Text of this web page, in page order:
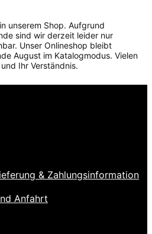
unserem Shop. Aufgrund
sind wir derzeit leider nur
Unser Onlineshop bleibt
August im Katalogmodus. Vielen
Ihr Verständnis.
& Zahlungsinformation
Anfahrt